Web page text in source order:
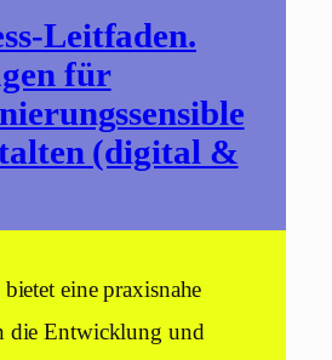
Leitfaden.
für
(digital &
eine praxisnahe
die Entwicklung und